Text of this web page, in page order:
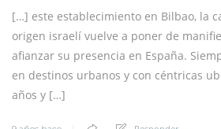
[…] este establecimiento en Bilbao, la
origen israelí vuelve a poner de
afianzar su presencia en España.
en destinos urbanos y con céntricas
años y […]